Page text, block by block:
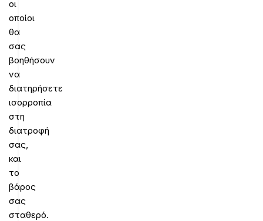
οι
οποίοι
θα
σας
βοηθήσουν
να
διατηρήσετε
ισορροπία
στη
διατροφή
σας,
και
το
βάρος
σας
σταθερό.